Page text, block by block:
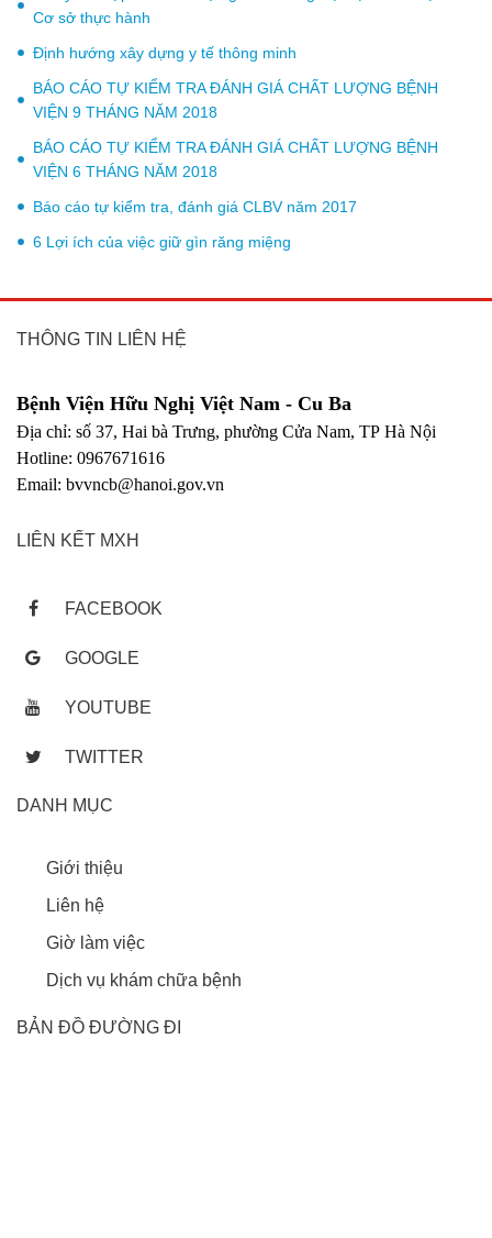
Cơ sở thực hành
Định hướng xây dựng y tế thông minh
BÁO CÁO TỰ KIỂM TRA ĐÁNH GIÁ CHẤT LƯỢNG BỆNH
VIỆN 9 THÁNG NĂM 2018
BÁO CÁO TỰ KIỂM TRA ĐÁNH GIÁ CHẤT LƯỢNG BỆNH
VIỆN 6 THÁNG NĂM 2018
Báo cáo tự kiểm tra, đánh giá CLBV năm 2017
6 Lợi ích của việc giữ gìn răng miệng
THÔNG TIN LIÊN HỆ
Bệnh Viện Hữu Nghị Việt Nam - Cu Ba
Địa chỉ: số 37, Hai bà Trưng, phường Cửa Nam, TP Hà Nội
Hotline: 0967671616
Email: bvvncb@hanoi.gov.vn
LIÊN KẾT MXH
FACEBOOK
GOOGLE
YOUTUBE
TWITTER
DANH MỤC
Giới thiệu
Liên hệ
Giờ làm việc
Dịch vụ khám chữa bệnh
BẢN ĐỒ ĐƯỜNG ĐI